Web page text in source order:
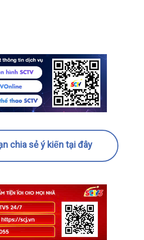
chia sẻ ý kiến tại đây